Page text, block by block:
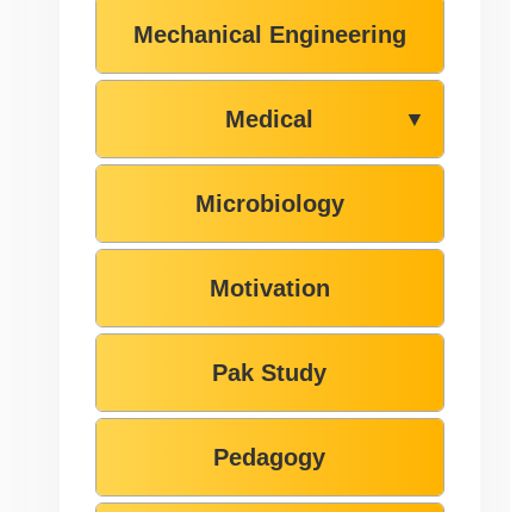
Mechanical Engineering
Medical ▼
Microbiology
Motivation
Pak Study
Pedagogy